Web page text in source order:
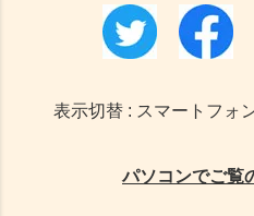
表示切替 : スマートフォ
パソコンでご覧